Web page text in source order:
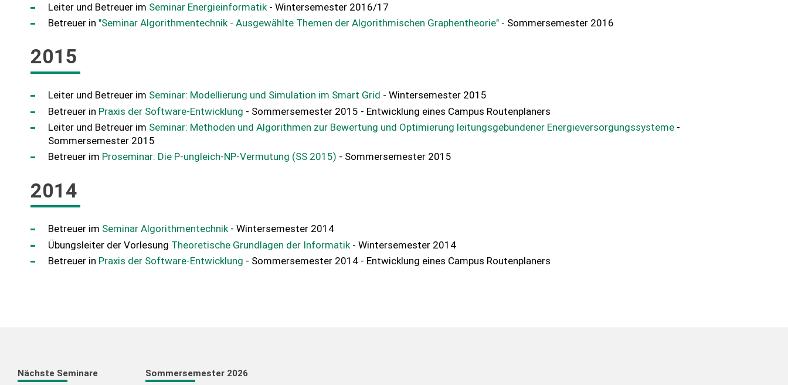
Leiter und Betreuer im Seminar Energieinformatik - Wintersemester 2016/17
Betreuer in "Seminar Algorithmentechnik - Ausgewählte Themen der Algorithmischen Graphentheorie" - Sommersemester 2016
2015
Leiter und Betreuer im Seminar: Modellierung und Simulation im Smart Grid - Wintersemester 2015
Betreuer in Praxis der Software-Entwicklung - Sommersemester 2015 - Entwicklung eines Campus Routenplaners
Leiter und Betreuer im Seminar: Methoden und Algorithmen zur Bewertung und Optimierung leitungsgebundener Energieversorgungssysteme -
Sommersemester 2015
Betreuer im Proseminar: Die P-ungleich-NP-Vermutung (SS 2015) - Sommersemester 2015
2014
Betreuer im Seminar Algorithmentechnik- Wintersemester 2014
Übungsleiter der Vorlesung Theoretische Grundlagen der Informatik - Wintersemester 2014
Betreuer in Praxis der Software-Entwicklung - Sommersemester 2014 - Entwicklung eines Campus Routenplaners
Nächste Seminare Sommersemester 2026